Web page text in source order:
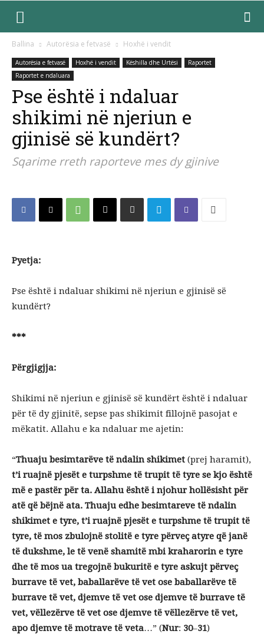
Ballina Autorësia e fetvasë Hoxhë i vendit
Autorësia e fetvasë Hoxhë i vendit Këshilla dhe Urtësi
Raportet
Raportet e ndaluara
Pse është i ndaluar
shikimi në njeriun e
gjinisë së kundërt?
Sqarime rreth raporteve mes dy gjinive
Pyetja:
Pse është i ndaluar shikimi në njeriun e gjinisë së
kundërt?
***
Përgjigjja:
Shikimi në njeriun e gjinisë së kundërt është i ndaluar
për të dy gjinitë, sepse pas shikimit fillojnë pasojat e
mëkatit. Allahu e ka ndaluar me ajetin:
“Thuaju besimtarëve të ndalin shikimet (prej haramit),
t’i ruajnë pjesët e turpshme të trupit të tyre se kjo është
më e pastër për ta. Allahu është i njohur hollësisht për
atë që bëjnë ata. Thuaju edhe besimtareve të ndalin
shikimet e tyre, t’i ruajnë pjesët e turpshme të trupit të
tyre, të mos zbulojnë stolitë e tyre përveç atyre që janë
të dukshme, le të venë shamitë mbi kraharorin e tyre
dhe të mos ua tregojnë bukuritë e tyre askujt përveç
burrave të vet, baballarëve të vet ose baballarëve të
burrave të vet, djemve të vet ose djemve të burrave të
vet, vëllezërve të vet ose djemve të vëllezërve të vet,
apo djemve të motrave të veta…” (Nur: 30–31)